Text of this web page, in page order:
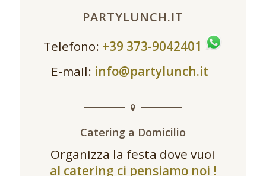
PARTYLUNCH.IT
Telefono: +39 373-9042401
E-mail: info@partylunch.it
Catering a Domicilio
Organizza la festa dove vuoi
al catering ci pensiamo noi !